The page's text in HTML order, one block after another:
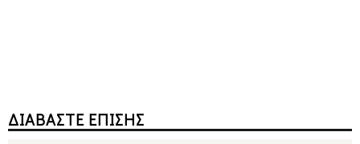
ΔΙΑΒΑΣΤΕ ΕΠΙΣΗΣ